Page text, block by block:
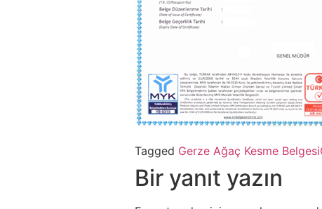
Tagged Gerze Ağaç Kesme Belgesi
Bir yanıt yazın